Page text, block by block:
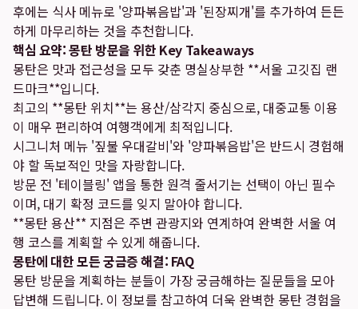
후에는 식사 메뉴로 '양파볶음밥'과 '된장찌개'를 추가하여 든든
하게 마무리하는 것을 추천합니다.
핵심 요약: 몽탄 방문을 위한 Key Takeaways
몽탄은 맛과 접근성을 모두 갖춘 명실상부한 **서울 고깃집 랜
드마크**입니다.
최고의 **몽탄 위치**는 용산/삼각지 중심으로, 대중교통 이용
이 매우 편리하여 여행객에게 최적입니다.
시그니처 메뉴 '짚불 우대갈비'와 '양파볶음밥'은 반드시 경험해
야 할 독보적인 맛을 자랑합니다.
방문 전 '테이블링' 앱을 통한 원격 줄서기는 선택이 아닌 필수
이며, 대기 확정 코드를 잊지 말아야 합니다.
**몽탄 용산** 지점은 주변 관광지와 연계하여 완벽한 서울 여
행 코스를 계획할 수 있게 해줍니다.
몽탄에 대한 모든 궁금증 해결: FAQ
몽탄 방문을 계획하는 분들이 가장 궁금해하는 질문들을 모아
답변해 드립니다. 이 정보를 참고하여 더욱 완벽한 몽탄 경험을